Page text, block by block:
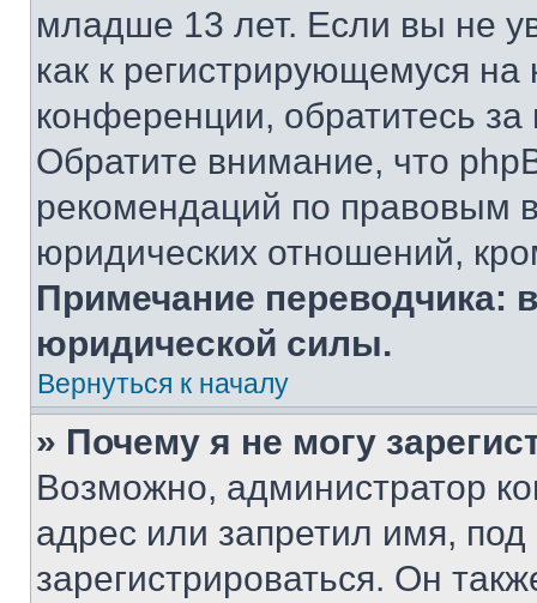
младше 13 лет. Если вы не
как к регистрирующемуся
конференции, обратитесь
Обратите внимание, что
рекомендаций по правовым
юридических отношений,
Примечание переводчика:
юридической силы.
Вернуться к началу
» Почему я не могу
Возможно, администратор
адрес или запретил имя,
зарегистрироваться. Он